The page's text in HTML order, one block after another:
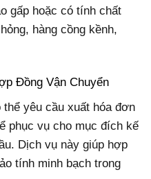
gấp hoặc có tính chất
hàng cồng kềnh,
Đồng Vận Chuyển
thể yêu cầu xuất hóa đơn
phục vụ cho mục đích kế
Dịch vụ này giúp hợp
tính minh bạch trong